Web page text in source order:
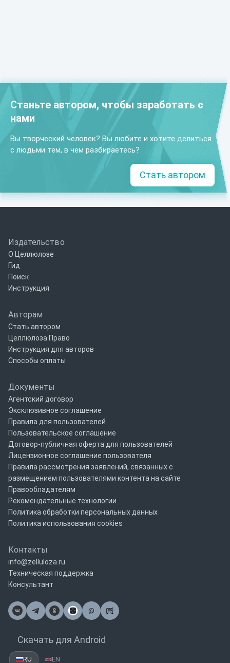
Станьте автором, чтобы заработать с
нами
Вы творческий человек? Вы любите и хотите делиться
с людьми тем, в чем разбираетесь?
Стать автором
Издательство
О Целлюлозе
Гид
Поиск
Инструкция
Авторам
Стать автором
Целлюлоза Право
Инструкция для авторов
Способы оплаты
Документы
Агентский договор
Эксклюзивное соглашение
Правила для пользователей
Пользовательское соглашение
Договор-публичная оферта для пользователей
Лицензионное соглашение пользователя
Правила рассмотрения заявлений, связанных с
размещением пользователями контента на сайте
Правообладателям
Рекомендательные технологии
Политика обработки персональных данных
Политика использования cookies
Контакты
info@zelluloza.ru
Техническая поддержка
Консультант
@
Почта
Скачать для Android
RU EN